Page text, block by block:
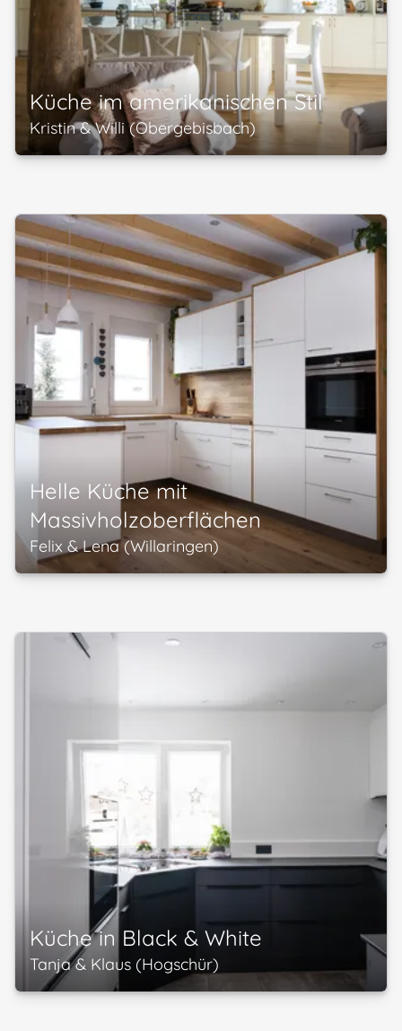
Küche im amerikanischen Stil
Kristin & Willi (Obergebisbach)
Helle Küche mit
Massivholzoberflächen
Felix & Lena (Willaringen)
Küche in Black & White
Tanja & Klaus (Hogschür)